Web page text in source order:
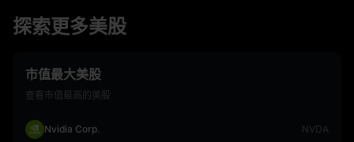
探索更多美股
市值最大美股
查看市值最高的美股
Nvidia Corp. NVDA